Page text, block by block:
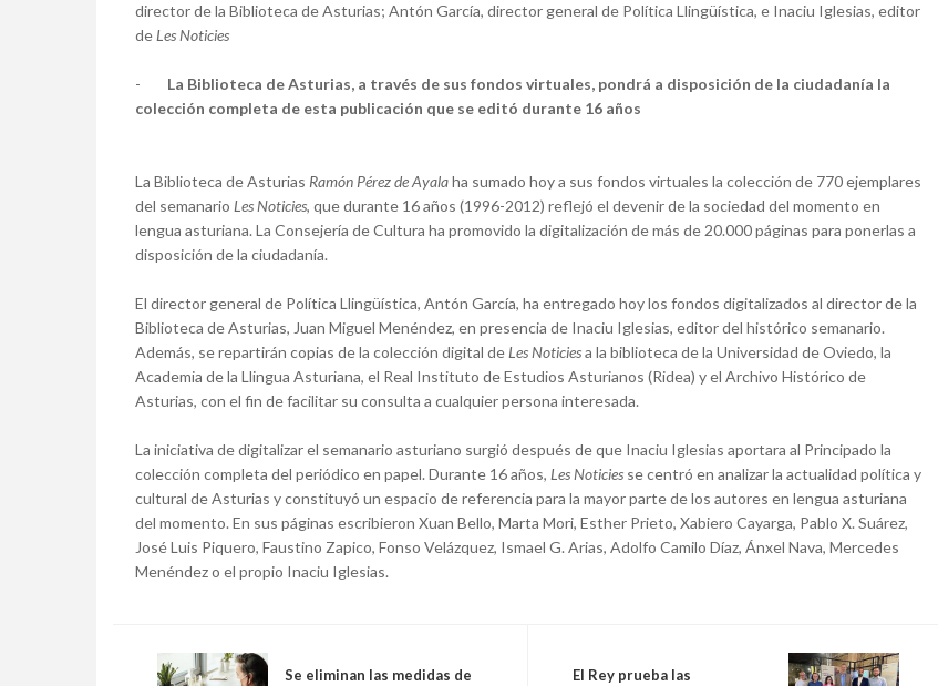
director de la Biblioteca de Asturias; Antón García, director general de Política Llingüística, e Inaciu Iglesias, editor
deLes Noticies
- La Biblioteca de Asturias, a través de sus fondos virtuales, pondrá a disposición de la ciudadanía la
colección completa de esta publicación que se editó durante 16 años
La Biblioteca de Asturias Ramón Pérez de Ayalaha sumado hoy a sus fondos virtuales la colección de 770 ejemplares
del semanario Les Noticies, que durante 16 años (1996-2012) reflejó el devenir de la sociedad del momento en
lengua asturiana. La Consejería de Cultura ha promovido la digitalización de más de 20.000 páginas para ponerlas a
disposición de la ciudadanía.
El director general de Política Llingüística, Antón García, ha entregado hoy los fondos digitalizados al director de la
Biblioteca de Asturias, Juan Miguel Menéndez, en presencia de Inaciu Iglesias, editor del histórico semanario.
Además, se repartirán copias de la colección digital deLes Noticiesa la biblioteca de la Universidad de Oviedo, la
Academia de la Llingua Asturiana, el Real Instituto de Estudios Asturianos (Ridea) y el Archivo Histórico de
Asturias, con el fin de facilitar su consulta a cualquier persona interesada.
La iniciativa de digitalizar el semanario asturiano surgió después de que Inaciu Iglesias aportara al Principado la
colección completa del periódico en papel. Durante 16 años, Les Noticies se centró en analizar la actualidad política y
cultural de Asturias y constituyó un espacio de referencia para la mayor parte de los autores en lengua asturiana
del momento. En sus páginas escribieron Xuan Bello, Marta Mori, Esther Prieto, Xabiero Cayarga, Pablo X. Suárez,
José Luis Piquero, Faustino Zapico, Fonso Velázquez, Ismael G. Arias, Adolfo Camilo Díaz, Ánxel Nava, Mercedes
Menéndez o el propio Inaciu Iglesias.
Se eliminan las medidas de
El Rey prueba las